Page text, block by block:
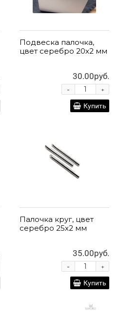
Подвеска палочка,
цвет серебро 20х2 мм
30.00руб.
+
-
Купить
Палочка круг, цвет
серебро 25х2 мм
35.00руб.
+
-
Купить